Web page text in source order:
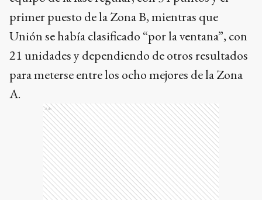
primer puesto de la Zona B, mientras que
Unión se había clasificado “por la ventana”, con
21 unidades y dependiendo de otros resultados
para meterse entre los ocho mejores de la Zona
A.
Ads